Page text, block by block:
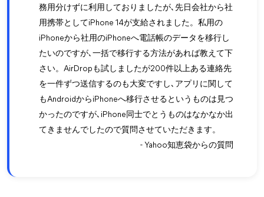
務用分けずに利用しておりましたが､先日会社から社
用携帯としてiPhone 14が支給されました。私用の
iPhoneから社用のiPhoneへ電話帳のデータを移行し
たいのですが､一括で移行する方法があれば教えて下
さい。AirDropも試しましたが200件以上ある連絡先
を一件ずつ送信するのも大変ですし､アプリに関して
もAndroidからiPhoneへ移行させるというものは見つ
かったのですが､iPhone同士でとうものはなかなか出
てきませんでしたので質問させていただきます。
- Yahoo知恵袋からの質問